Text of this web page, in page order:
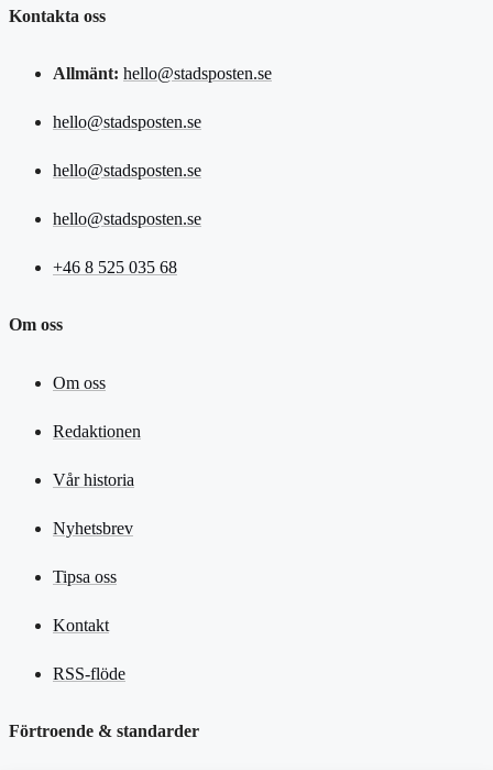
Kontakta oss
Allmänt: hello@stadsposten.se
hello@stadsposten.se
hello@stadsposten.se
hello@stadsposten.se
+46 8 525 035 68
Om oss
Om oss
Redaktionen
Vår historia
Nyhetsbrev
Tipsa oss
Kontakt
RSS-flöde
Förtroende & standarder